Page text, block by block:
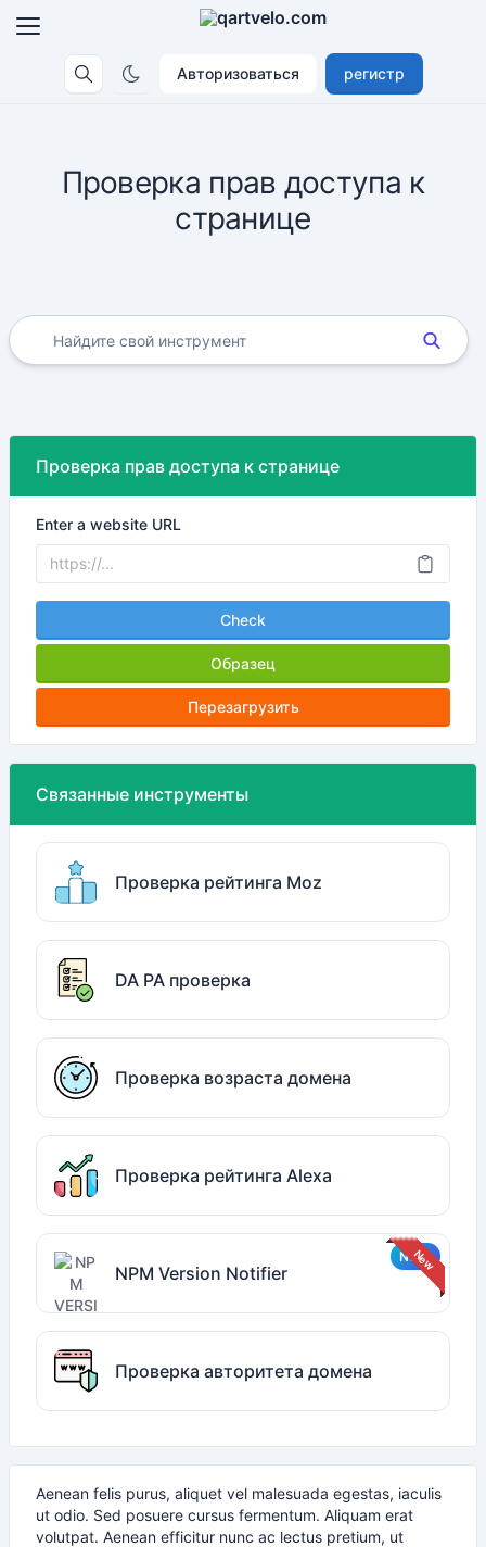
Авторизоваться регистр
Проверка прав доступа к
странице
Проверка прав доступа к странице
Enter a website URL
Check
Образец
Перезагрузить
Связанные инструменты
Проверка рейтинга Moz
DA PA проверка
Проверка возраста домена
Проверка рейтинга Alexa
NPM Version Notifier
Проверка авторитета домена
Aenean felis purus, aliquet vel malesuada egestas, iaculis
ut odio. Sed posuere cursus fermentum. Aliquam erat
volutpat. Aenean efficitur nunc ac lectus pretium, ut